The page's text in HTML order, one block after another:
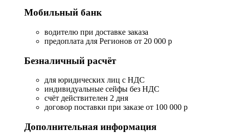
Мобильный банк
водителю при доставке заказа
предоплата для Регионов от 20 000 р
Безналичный расчёт
для юридических лиц с НДС
индивидуальные сейфы без НДС
счёт действителен 2 дня
договор поставки при заказе от 100 000 р
Дополнительная информация